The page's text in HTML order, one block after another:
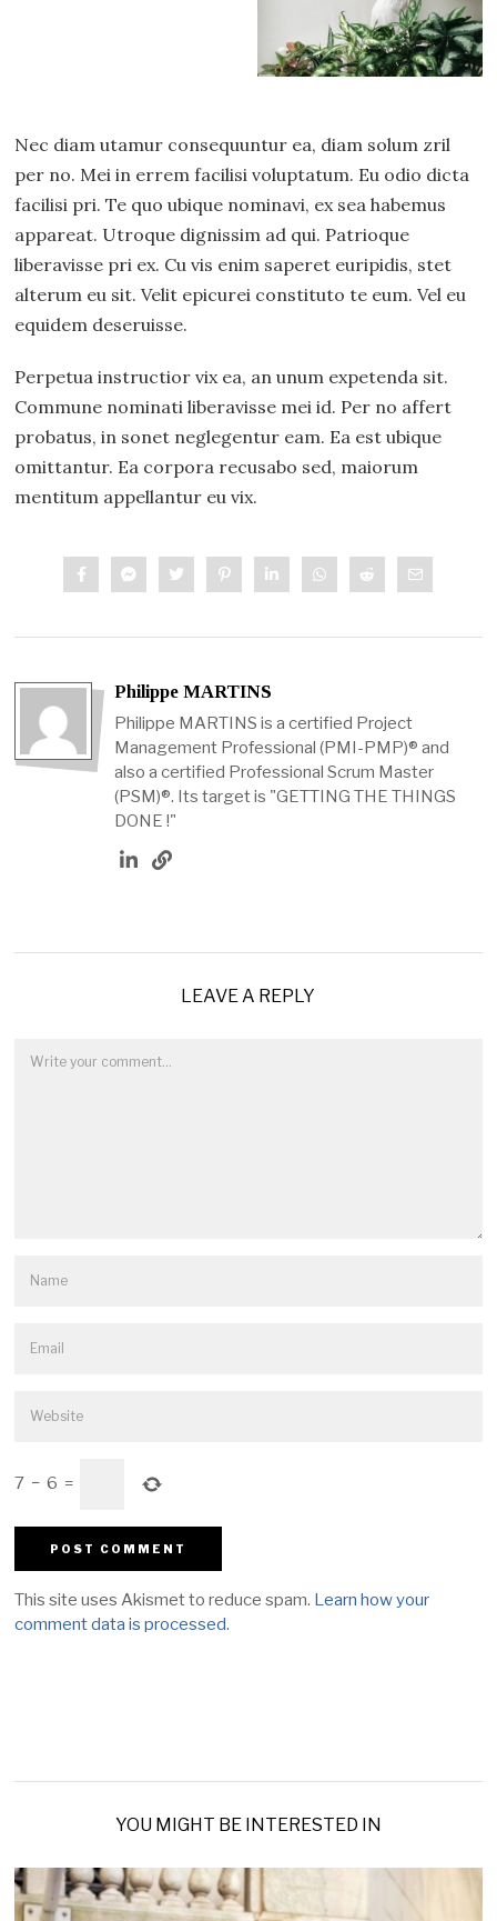
Nec diam utamur consequuntur ea, diam solum zril
per no. Mei in errem facilisi voluptatum. Eu odio dicta
facilisi pri. Te quo ubique nominavi, ex sea habemus
appareat. Utroque dignissim ad qui. Patrioque
liberavisse pri ex. Cu vis enim saperet euripidis, stet
alterum eu sit. Velit epicurei constituto te eum. Vel eu
equidem deseruisse.
Perpetua instructior vix ea, an unum expetenda sit.
Commune nominati liberavisse mei id. Per no affert
probatus, in sonet neglegentur eam. Ea est ubique
omittantur. Ea corpora recusabo sed, maiorum
mentitum appellantur eu vix.
Philippe MARTINS
Philippe MARTINS is a certified Project
Management Professional (PMI-PMP)® and
also a certified Professional Scrum Master
(PSM)®. Its target is "GETTING THE THINGS
DONE !"
LEAVE A REPLY
7 − 6 =
This site uses Akismet to reduce spam. Learn how your
comment data is processed.
YOU MIGHT BE INTERESTED IN